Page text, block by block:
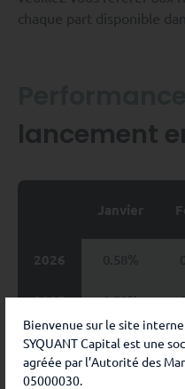
chaque part disponible
lancement
Janvier
2026 0.58%
2025 0.73%
2024 -0.31%
2023
Bienvenue sur le site
SYQUANT Capital est une
agréée par l’Autorité des
05000030.